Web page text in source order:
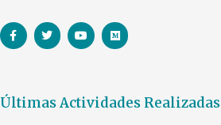
Últimas Actividades Realizadas